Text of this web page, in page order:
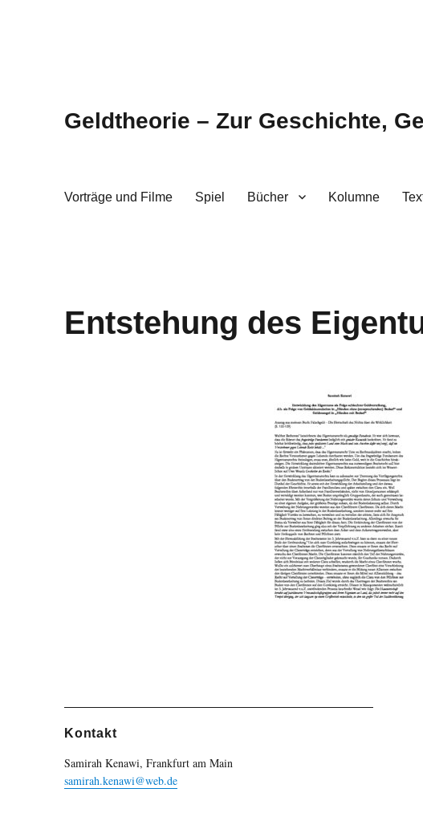
Geldtheorie – Zur Geschichte,
Vorträge und Filme Spiel Bücher Kolumne
Entstehung des
Kontakt
Samirah Kenawi, Frankfurt am Main
samirah.kenawi@web.de